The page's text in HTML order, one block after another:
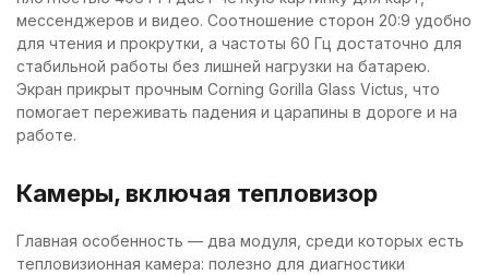
мессенджеров и видео. Соотношение сторон 20:9 удобно
для чтения и прокрутки, а частоты 60 Гц достаточно для
стабильной работы без лишней нагрузки на батарею.
Экран прикрыт прочным Corning Gorilla Glass Victus, что
помогает переживать падения и царапины в дороге и на
работе.
Камеры, включая тепловизор
Главная особенность — два модуля, среди которых есть
тепловизионная камера: полезно для диагностики